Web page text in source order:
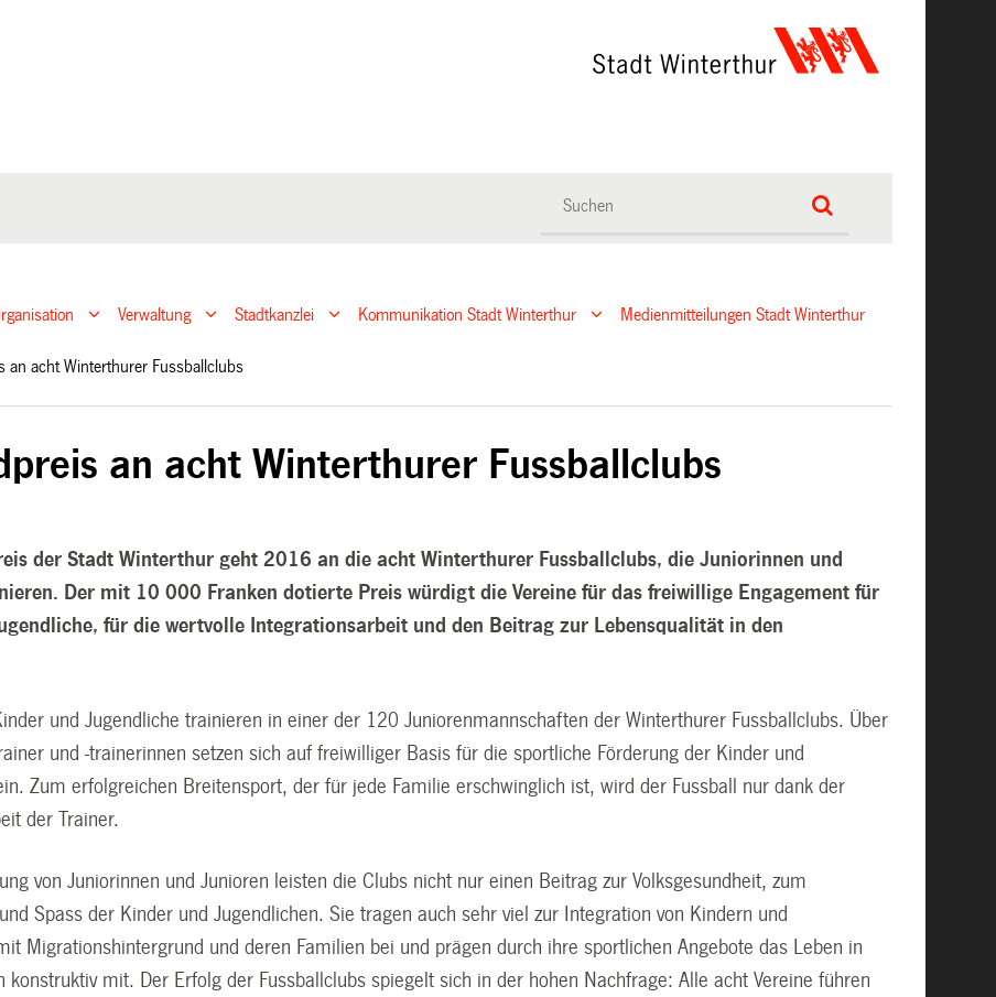
Verwaltung Stadtkanzlei Kommunikation Stadt Winterthur Medienmitteilungen Stadt Winterthur
an acht Winterthurer Fussballclubs
an acht Winterthurer Fussballclubs
der Stadt Winterthur geht 2016 an die acht Winterthurer Fussballclubs, die Juniorinnen und
Der mit 10 000 Franken dotierte Preis würdigt die Vereine für das freiwillige Engagement für
für die wertvolle Integrationsarbeit und den Beitrag zur Lebensqualität in den
und Jugendliche trainieren in einer der 120 Juniorenmannschaften der Winterthurer Fussballclubs. Über
und -trainerinnen setzen sich auf freiwilliger Basis für die sportliche Förderung der Kinder und
Zum erfolgreichen Breitensport, der für jede Familie erschwinglich ist, wird der Fussball nur dank der
der Trainer.
von Juniorinnen und Junioren leisten die Clubs nicht nur einen Beitrag zur Volksgesundheit, zum
Spass der Kinder und Jugendlichen. Sie tragen auch sehr viel zur Integration von Kindern und
Migrationshintergrund und deren Familien bei und prägen durch ihre sportlichen Angebote das Leben in
konstruktiv mit. Der Erfolg der Fussballclubs spiegelt sich in der hohen Nachfrage: Alle acht Vereine führen